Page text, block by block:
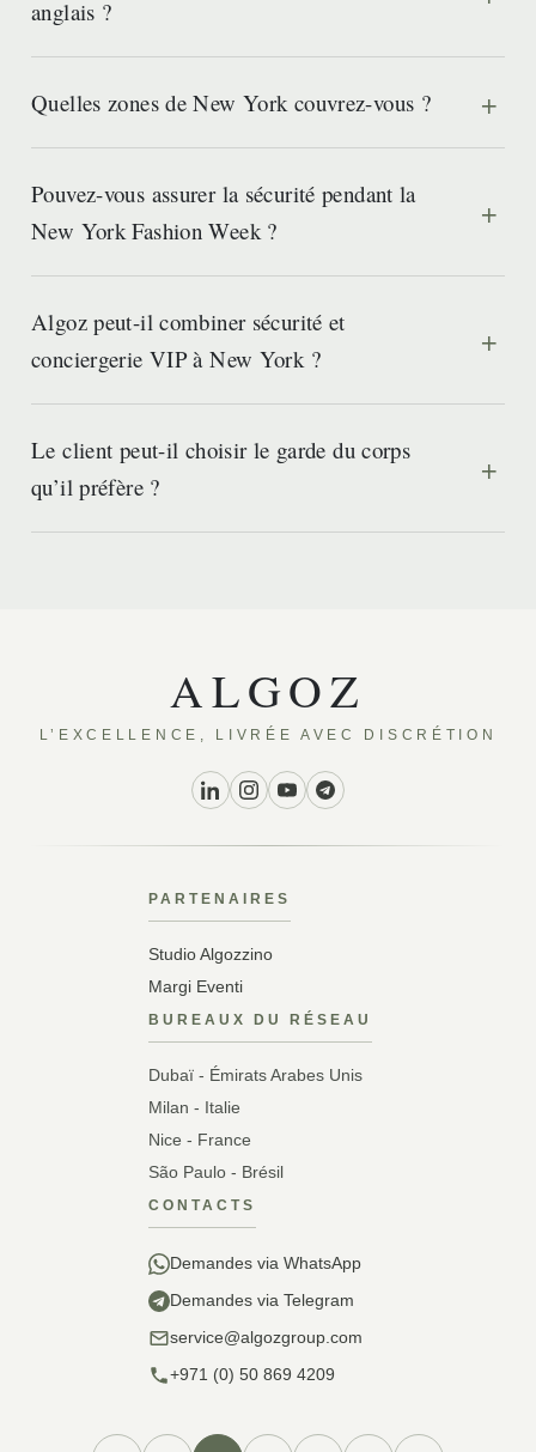
anglais ?
Quelles zones de New York couvrez-vous ?
Pouvez-vous assurer la sécurité pendant la
New York Fashion Week ?
Algoz peut-il combiner sécurité et
conciergerie VIP à New York ?
Le client peut-il choisir le garde du corps
qu’il préfère ?
ALGOZ
L’EXCELLENCE, LIVRÉE AVEC DISCRÉTION
PARTENAIRES
Studio Algozzino
Margi Eventi
BUREAUX DU RÉSEAU
Dubaï - Émirats Arabes Unis
Milan - Italie
Nice - France
São Paulo - Brésil
CONTACTS
Demandes via WhatsApp
Demandes via Telegram
service@algozgroup.com
+971 (0) 50 869 4209